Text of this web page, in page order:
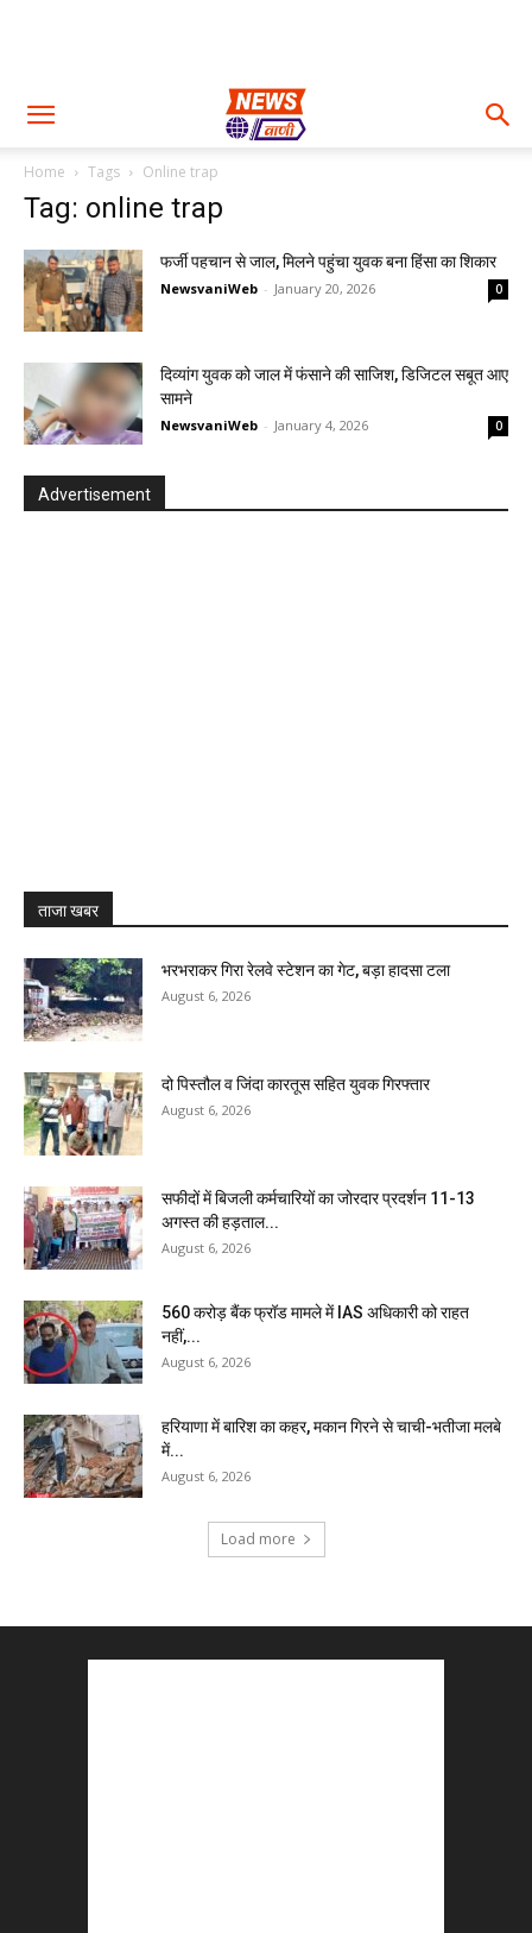
Home Tags Online trap
Tag: online trap
फर्जी पहचान से जाल, मिलने पहुंचा युवक बना हिंसा का शिकार
NewsvaniWeb - January 20, 2026 0
दिव्यांग युवक को जाल में फंसाने की साजिश, डिजिटल सबूत आए
सामने
NewsvaniWeb - January 4, 2026 0
Advertisement
ताजा खबर
भरभराकर गिरा रेलवे स्टेशन का गेट, बड़ा हादसा टला
August 6, 2026
दो पिस्तौल व जिंदा कारतूस सहित युवक गिरफ्तार
August 6, 2026
सफीदों में बिजली कर्मचारियों का जोरदार प्रदर्शन 11-13
अगस्त की हड़ताल...
August 6, 2026
₹560 करोड़ बैंक फ्रॉड मामले में IAS अधिकारी को राहत
नहीं,...
August 6, 2026
हरियाणा में बारिश का कहर, मकान गिरने से चाची-भतीजा मलबे
में...
August 6, 2026
Load more